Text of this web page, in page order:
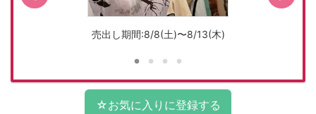
売出し期間:8/8(土)〜8/13(木)